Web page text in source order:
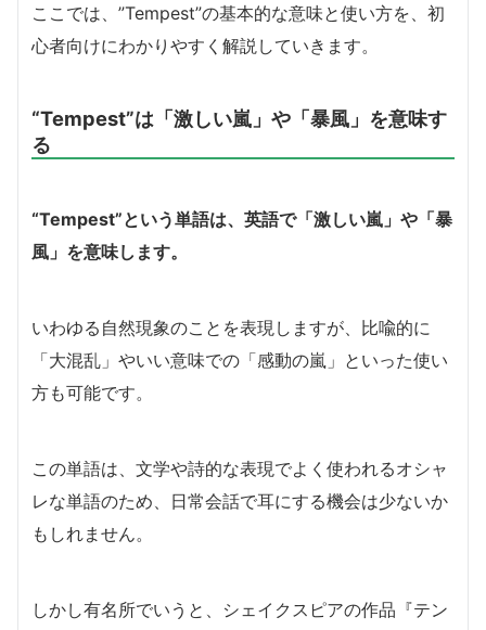
ここでは、”Tempest”の基本的な意味と使い方を、初
心者向けにわかりやすく解説していきます。
“Tempest”は「激しい嵐」や「暴風」を意味す
る
“Tempest”という単語は、英語で「激しい嵐」や「暴
風」を意味します。
いわゆる自然現象のことを表現しますが、比喩的に
「大混乱」やいい意味での「感動の嵐」といった使い
方も可能です。
この単語は、文学や詩的な表現でよく使われるオシャ
レな単語のため、日常会話で耳にする機会は少ないか
もしれません。
しかし有名所でいうと、シェイクスピアの作品『テン